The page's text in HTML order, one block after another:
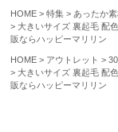
HOME 特集
あったか
大きいサイズ 裏起毛 配
販ならハッピーマリリン
HOME アウトレット
大きいサイズ 裏起毛 配
販ならハッピーマリリン